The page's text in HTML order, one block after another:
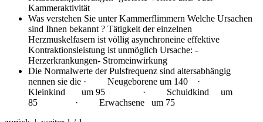
Kammeraktivität
Was verstehen Sie unter Kammerflimmern Welche Ursachen
sind Ihnen bekannt ? Tätigkeit der einzelnen
Herzmuskelfasern ist völlig asynchroneine effektive
Kontraktionsleistung ist unmöglich Ursache: -
Herzerkrankungen- Stromeinwirkung
Die Normalwerte der Pulsfrequenz sind altersabhängig
nennen sie die · Neugeborene um 140 ·
Kleinkind um 95 · Schuldkind um
85 · Erwachsene um 75